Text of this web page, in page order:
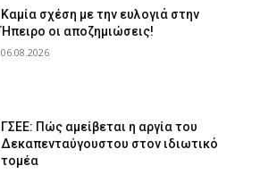
Καμία σχέση με την ευλογιά στην
Ήπειρο οι αποζημιώσεις!
06.08.2026
ΓΣΕΕ: Πώς αμείβεται η αργία του
Δεκαπενταύγουστου στον ιδιωτικό
τομέα